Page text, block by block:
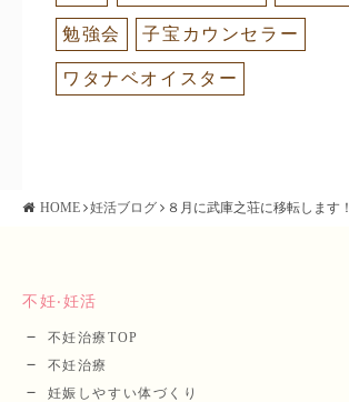
勉強会 子宝カウンセラー
ワタナベオイスター
HOME 妊活ブログ ８月に武庫之荘に移転します！
不妊‧妊活
不妊治療TOP
不妊治療
妊娠しやすい体づくり